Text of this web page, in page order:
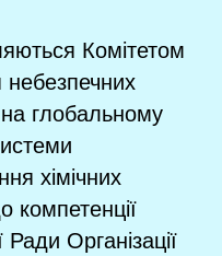
Комітетом
небезпечних
глобальному
хімічних
компетенції
Ради Організації